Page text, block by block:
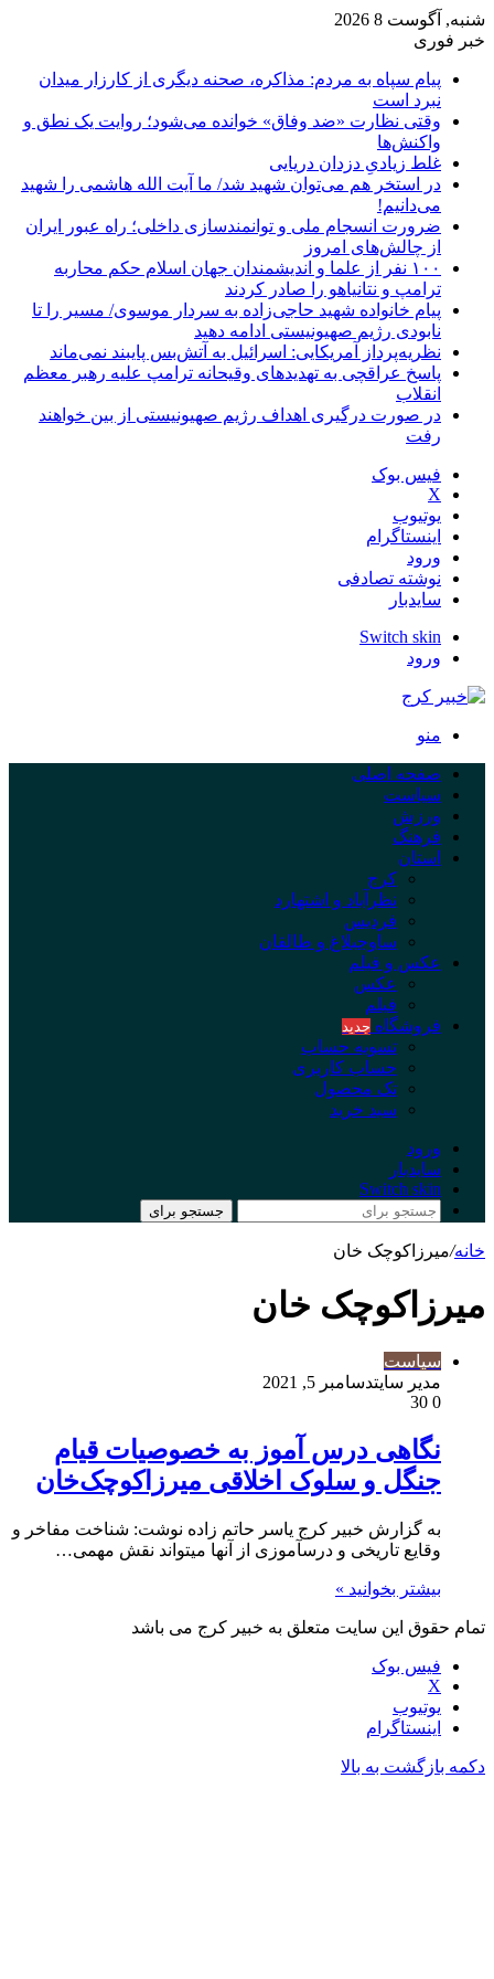
شنبه, آگوست 8 2026
خبر فوری
پیام سپاه به مردم: مذاکره، صحنه دیگری از کارزار میدان
نبرد است
وقتی نظارت «ضد وفاق» خوانده می‌شود؛ روایت یک نطق و
واکنش‌ها
غلط زیادیِ دزدان دریایی
در استخر هم می‌توان شهید شد/ ما آیت الله هاشمی را شهید
می‌دانیم!
ضرورت انسجام ملی و توانمندسازی داخلی؛ راه عبور ایران
از چالش‌های امروز
۱۰۰ نفر از علما و اندیشمندان جهان اسلام حکم محاربه
ترامپ و نتانیاهو را صادر کردند
پیام خانواده شهید حاجی‌زاده به سردار موسوی/ مسیر را تا
نابودی رژیم صهیونیستی ادامه دهید
نظریه‌پرداز آمریکایی: اسرائیل به آتش‌بس پایبند نمی‌ماند
پاسخ عراقچی به تهدیدهای وقیحانه ترامپ علیه رهبر معظم
انقلاب
در صورت درگیری اهداف رژیم صهیونیستی از بین خواهند
رفت
فیس بوک
X
یوتیوب
اینستاگرام
ورود
نوشته تصادفی
سایدبار
Switch skin
ورود
منو
صفحه اصلی
سیاست
ورزش
فرهنگ
استان
کرج
نظرآباد و اشتهارد
فردیس
ساوجبلاغ و طالقان
عکس و فیلم
عکس
فیلم
فروشگاه جدید
تسویه حساب
حساب کاربری
تک محصول
سبد خرید
ورود
سایدبار
Switch skin
جستجو برای
خانه/میرزاکوچک خان
میرزاکوچک خان
سیاست
مدیر سایتدسامبر 5, 2021
0
نگاهی درس آموز به خصوصیات قیام
جنگل و سلوک اخلاقی میرزاکوچک‌خان
به گزارش خبیر کرج یاسر حاتم زاده نوشت: شناخت مفاخر و
وقایع تاریخی و درس­آموزی از آن­ها می­تواند نقش مهمی…
بیشتر بخوانید »
تمام حقوق این سایت متعلق به خبیر کرج می باشد
فیس بوک
X
یوتیوب
اینستاگرام
دکمه بازگشت به بالا